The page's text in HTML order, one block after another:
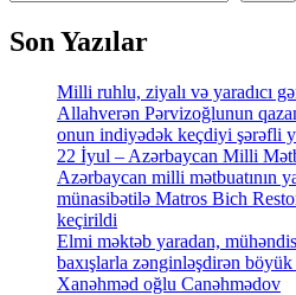
Son Yazılar
Milli ruhlu, ziyalı və yaradıcı
Allahverən Pərvizoğlunun
onun indiyədək keçdiyi şərəfli
22 İyul – Azərbaycan Milli
Azərbaycan milli mətbuatının
münasibətilə Matros Bich
keçirildi
Elmi məktəb yaradan,
baxışlarla zənginləşdirən
Xanəhməd oğlu Canəhmədov